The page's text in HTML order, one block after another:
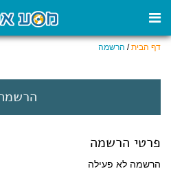
דף הבית/ הרשמה
פרטי הרשמה
הרשמה לא פעילה